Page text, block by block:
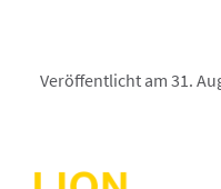
Veröffentlicht am 31.